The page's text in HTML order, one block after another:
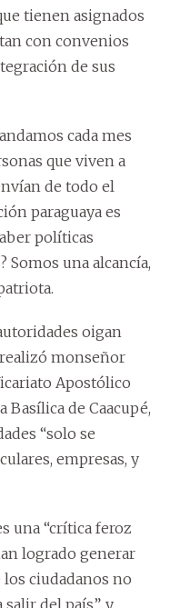
tienen asignados
con convenios
de sus
cada mes
que viven a
de todo el
paraguaya es
políticas
Somos una alcancía,
oigan
monseñor
Apostólico
Basílica de Caacupé,
“solo se
empresas, y
una “crítica feroz
logrado generar
ciudadanos no
del país”, y